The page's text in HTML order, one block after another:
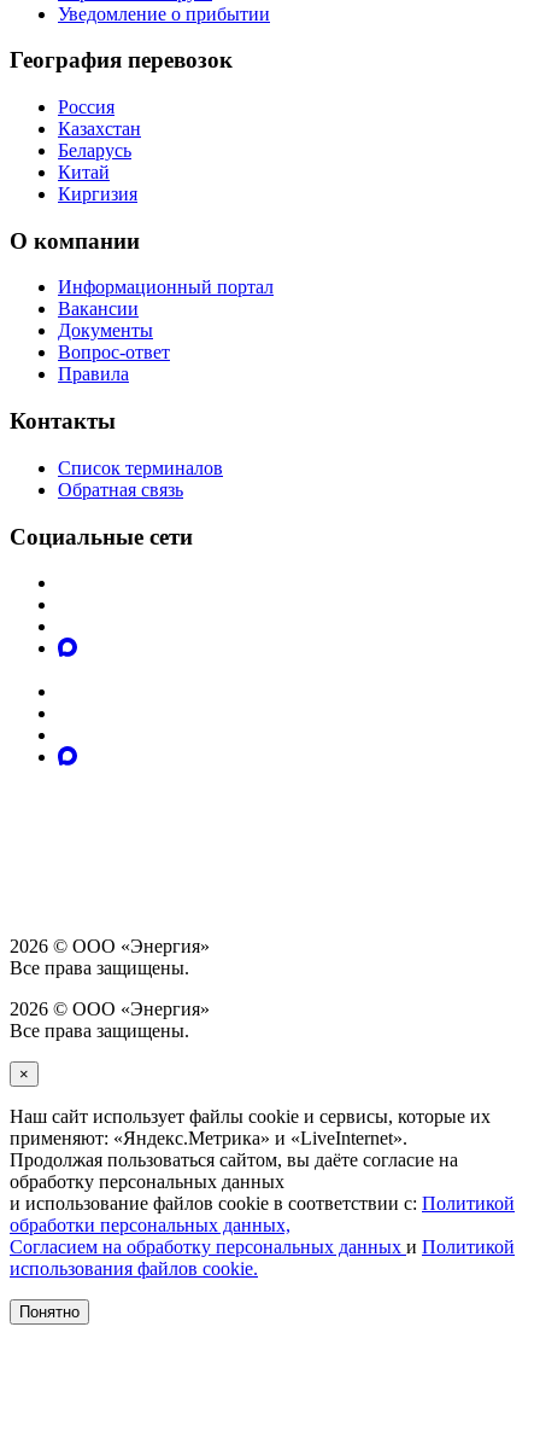
Уведомление о прибытии
География перевозок
Россия
Казахстан
Беларусь
Китай
Киргизия
О компании
Информационный портал
Вакансии
Документы
Вопрос-ответ
Правила
Контакты
Список терминалов
Обратная связь
Социальные сети
2026 © ООО «Энергия»
Все права защищены.
2026 © ООО «Энергия»
Все права защищены.
×
Наш сайт использует файлы cookie и сервисы, которые их
применяют: «Яндекс.Метрика» и «LiveInternet».
Продолжая пользоваться сайтом, вы даёте согласие на
обработку персональных данных
и использование файлов cookie в соответствии с: Политикой
обработки персональных данных,
Согласием на обработку персональных данных и Политикой
использования файлов cookie.
Понятно